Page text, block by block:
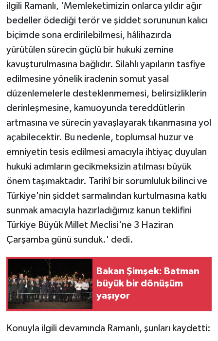
ilgili Ramanlı, 'Memleketimizin onlarca yıldır ağır
bedeller ödediği terör ve şiddet sorununun kalıcı
biçimde sona erdirilebilmesi, hâlihazırda
yürütülen sürecin güçlü bir hukuki zemine
kavuşturulmasına bağlıdır. Silahlı yapıların tasfiye
edilmesine yönelik iradenin somut yasal
düzenlemelerle desteklenmemesi, belirsizliklerin
derinleşmesine, kamuoyunda tereddütlerin
artmasına ve sürecin yavaşlayarak tıkanmasına yol
açabilecektir. Bu nedenle, toplumsal huzur ve
emniyetin tesis edilmesi amacıyla ihtiyaç duyulan
hukuki adımların gecikmeksizin atılması büyük
önem taşımaktadır. Tarihî bir sorumluluk bilinci ve
Türkiye'nin şiddet sarmalından kurtulmasına katkı
sunmak amacıyla hazırladığımız kanun teklifini
Türkiye Büyük Millet Meclisi'ne 3 Haziran
Çarşamba günü sunduk.' dedi.
Bakan Şimşek: Batman
büyük bir dönüşüm
yaşıyor
Konuyla ilgili devamında Ramanlı, şunları kaydetti: